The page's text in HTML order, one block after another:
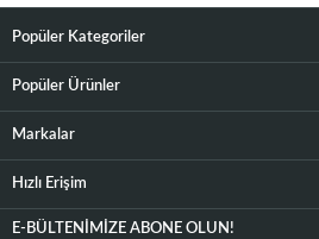
Popüler Kategoriler
Popüler Ürünler
Markalar
Hızlı Erişim
E-BÜLTENIMIZE ABONE OLUN!